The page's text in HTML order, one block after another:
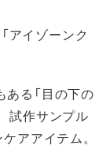
アイゾーンク
る「目の下の
試作サンプル
アアイテム。